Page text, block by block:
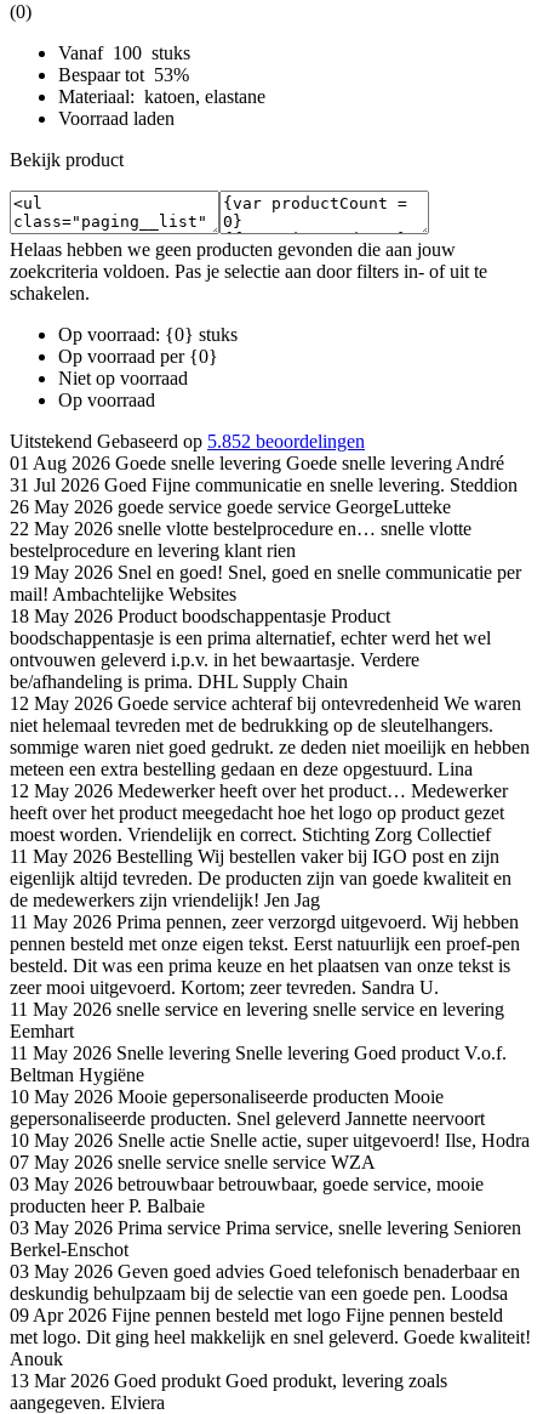
(0)
Vanaf 100 stuks
Bespaar tot 53%
Materiaal: katoen, elastane
Voorraad laden
Bekijk product
Helaas hebben we geen producten gevonden die aan jouw
zoekcriteria voldoen. Pas je selectie aan door filters in- of uit te
schakelen.
Op voorraad: {0} stuks
Op voorraad per {0}
Niet op voorraad
Op voorraad
Uitstekend Gebaseerd op 5.852 beoordelingen
01 Aug 2026 Goede snelle levering Goede snelle levering André
31 Jul 2026 Goed Fijne communicatie en snelle levering. Steddion
26 May 2026 goede service goede service GeorgeLutteke
22 May 2026 snelle vlotte bestelprocedure en… snelle vlotte
bestelprocedure en levering klant rien
19 May 2026 Snel en goed! Snel, goed en snelle communicatie per
mail! Ambachtelijke Websites
18 May 2026 Product boodschappentasje Product
boodschappentasje is een prima alternatief, echter werd het wel
ontvouwen geleverd i.p.v. in het bewaartasje. Verdere
be/afhandeling is prima. DHL Supply Chain
12 May 2026 Goede service achteraf bij ontevredenheid We waren
niet helemaal tevreden met de bedrukking op de sleutelhangers.
sommige waren niet goed gedrukt. ze deden niet moeilijk en hebben
meteen een extra bestelling gedaan en deze opgestuurd. Lina
12 May 2026 Medewerker heeft over het product… Medewerker
heeft over het product meegedacht hoe het logo op product gezet
moest worden. Vriendelijk en correct. Stichting Zorg Collectief
11 May 2026 Bestelling Wij bestellen vaker bij IGO post en zijn
eigenlijk altijd tevreden. De producten zijn van goede kwaliteit en
de medewerkers zijn vriendelijk! Jen Jag
11 May 2026 Prima pennen, zeer verzorgd uitgevoerd. Wij hebben
pennen besteld met onze eigen tekst. Eerst natuurlijk een proef-pen
besteld. Dit was een prima keuze en het plaatsen van onze tekst is
zeer mooi uitgevoerd. Kortom; zeer tevreden. Sandra U.
11 May 2026 snelle service en levering snelle service en levering
Eemhart
11 May 2026 Snelle levering Snelle levering Goed product V.o.f.
Beltman Hygiëne
10 May 2026 Mooie gepersonaliseerde producten Mooie
gepersonaliseerde producten. Snel geleverd Jannette neervoort
10 May 2026 Snelle actie Snelle actie, super uitgevoerd! Ilse, Hodra
07 May 2026 snelle service snelle service WZA
03 May 2026 betrouwbaar betrouwbaar, goede service, mooie
producten heer P. Balbaie
03 May 2026 Prima service Prima service, snelle levering Senioren
Berkel-Enschot
03 May 2026 Geven goed advies Goed telefonisch benaderbaar en
deskundig behulpzaam bij de selectie van een goede pen. Loodsa
09 Apr 2026 Fijne pennen besteld met logo Fijne pennen besteld
met logo. Dit ging heel makkelijk en snel geleverd. Goede kwaliteit!
Anouk
13 Mar 2026 Goed produkt Goed produkt, levering zoals
aangegeven. Elviera